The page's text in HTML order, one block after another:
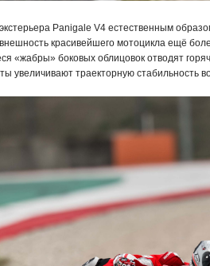
Panigale V4 естественным
красивейшего мотоцикла ещё
«жабры» боковых облицовок отводят
увеличивают траекторную стабильность